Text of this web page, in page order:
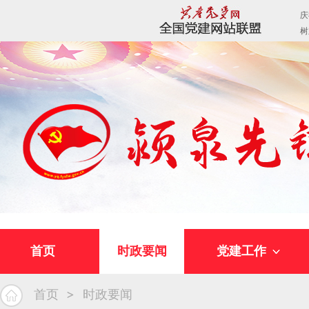
首页 时政要闻 党建工作
首页 时政要闻